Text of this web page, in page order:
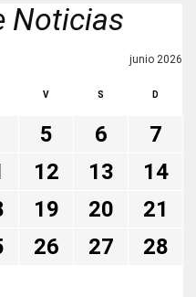
Noticias
junio 2026
V S D
5 6
7
12 13
14
19 20
21
26 27
28